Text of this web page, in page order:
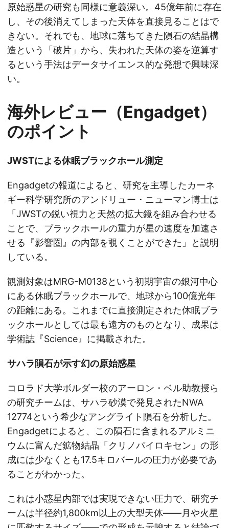
原始惑星の研究も同様に意義深い。45億年前に存在
し、その後消えてしまった天体を直接見ることはで
きない。それでも、地球に落ちてきた隕石の結晶構
造という「破片」から、失われた天体の姿を逆算す
るという手法はデータサイエンス的な発想で興味深
い。
海外レビュー（Engadget）
のポイント
JWSTによる休眠ブラックホール測定
Engadgetの報道によると、研究を主導したカーネ
ギー科学研究所のアンドリュー・ニューマン博士は
「JWSTの鋭い視力と天然の拡大鏡を組み合わせる
ことで、ブラックホールの重力が星の速度を加速さ
せる『影響圏』の内部を覗くことができた」と説明
している。
観測対象はMRG-M0138という初期宇宙の銀河中心
にある休眠ブラックホールで、地球から100億光年
の距離にある。これまでに直接測定された休眠ブラ
ックホールとしては最も遠方のものとなり、成果は
学術誌『Science』に掲載された。
サハラ隕石が示す幻の原始惑星
コロラド大学ボルダー校のアーロン・ベル助教授ら
の研究チームは、サハラ砂漠で発見されたNWA
12774という希少なアングライト隕石を分析した。
Engadgetによると、この隕石に含まれるアルミニ
ウムに富んだ鉱物結晶「クリノパイロキセン」の形
成には少なくとも17.5キロバールの圧力が必要であ
ることがわかった。
これは小惑星内部では実現できない圧力で、研究チ
ームは半径約1,800km以上の大型天体——月や火星